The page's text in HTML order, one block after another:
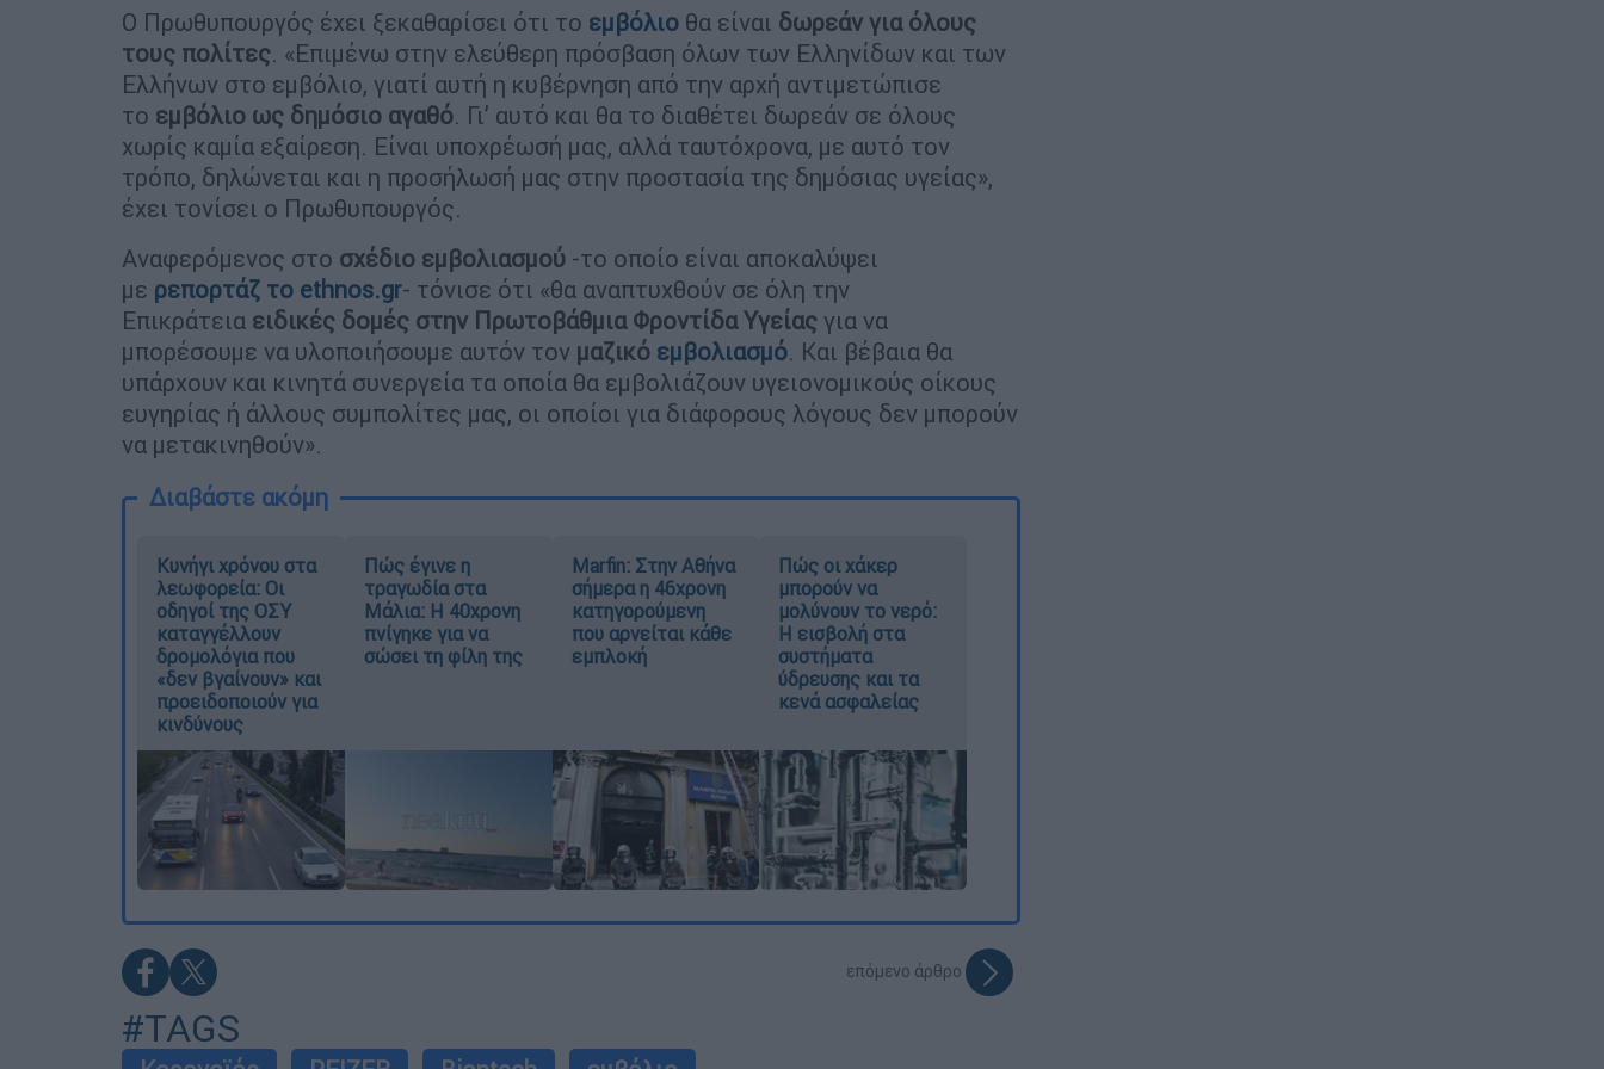
Ο Πρωθυπουργός έχει ξεκαθαρίσει ότι το εμβόλιο θα είναι δωρεάν για όλους
τους πολίτες. «Επιμένω στην ελεύθερη πρόσβαση όλων των Ελληνίδων και των
Ελλήνων στο εμβόλιο, γιατί αυτή η κυβέρνηση από την αρχή αντιμετώπισε
το εμβόλιο ως δημόσιο αγαθό. Γι’ αυτό και θα το διαθέτει δωρεάν σε όλους
χωρίς καμία εξαίρεση. Είναι υποχρέωσή μας, αλλά ταυτόχρονα, με αυτό τον
τρόπο, δηλώνεται και η προσήλωσή μας στην προστασία της δημόσιας υγείας»,
έχει τονίσει ο Πρωθυπουργός.
Αναφερόμενος στο σχέδιο εμβολιασμού -το οποίο είναι αποκαλύψει
με ρεπορτάζ το ethnos.gr- τόνισε ότι «θα αναπτυχθούν σε όλη την
Επικράτεια ειδικές δομές στην Πρωτοβάθμια Φροντίδα Υγείας για να
μπορέσουμε να υλοποιήσουμε αυτόν τον μαζικό εμβολιασμό. Και βέβαια θα
υπάρχουν και κινητά συνεργεία τα οποία θα εμβολιάζουν υγειονομικούς οίκους
ευγηρίας ή άλλους συμπολίτες μας, οι οποίοι για διάφορους λόγους δεν μπορούν
να μετακινηθούν».
Διαβάστε ακόμη
Κυνήγι χρόνου στα
λεωφορεία: Οι
οδηγοί της ΟΣΥ
καταγγέλλουν
δρομολόγια που
«δεν βγαίνουν» και
προειδοποιούν για
κινδύνους
Πώς έγινε η
τραγωδία στα
Μάλια: Η 40χρονη
πνίγηκε για να
σώσει τη φίλη της
Marfin: Στην Αθήνα
σήμερα η 46χρονη
κατηγορούμενη
που αρνείται κάθε
εμπλοκή
Πώς οι χάκερ
μπορούν να
μολύνουν το νερό:
Η εισβολή στα
συστήματα
ύδρευσης και τα
κενά ασφαλείας
επόμενο άρθρο
#TAGS